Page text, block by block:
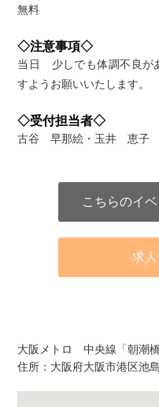
無料
◇注意事項◇
当日 少しでも体調不良が
すようお願いいたします。
◇受付担当者◇
古谷 早那絵・玉井 恵子
こちらのイ
求
大阪メトロ 中央線「朝潮
住所：大阪府大阪市港区池